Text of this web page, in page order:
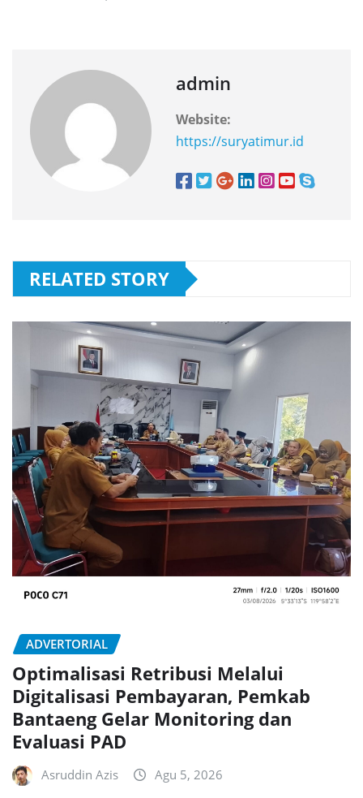
admin
Website:
https://suryatimur.id
RELATED STORY
ADVERTORIAL
Optimalisasi Retribusi Melalui
Digitalisasi Pembayaran, Pemkab
Bantaeng Gelar Monitoring dan
Evaluasi PAD
Asruddin Azis Agu 5, 2026